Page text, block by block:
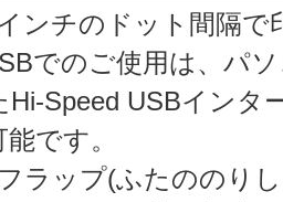
ンチのドット間隔で
でのご使用は、パ
Speed USBインタ
です。
ラップ(ふたののり